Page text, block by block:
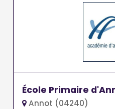
École Primaire
Annot (04240)